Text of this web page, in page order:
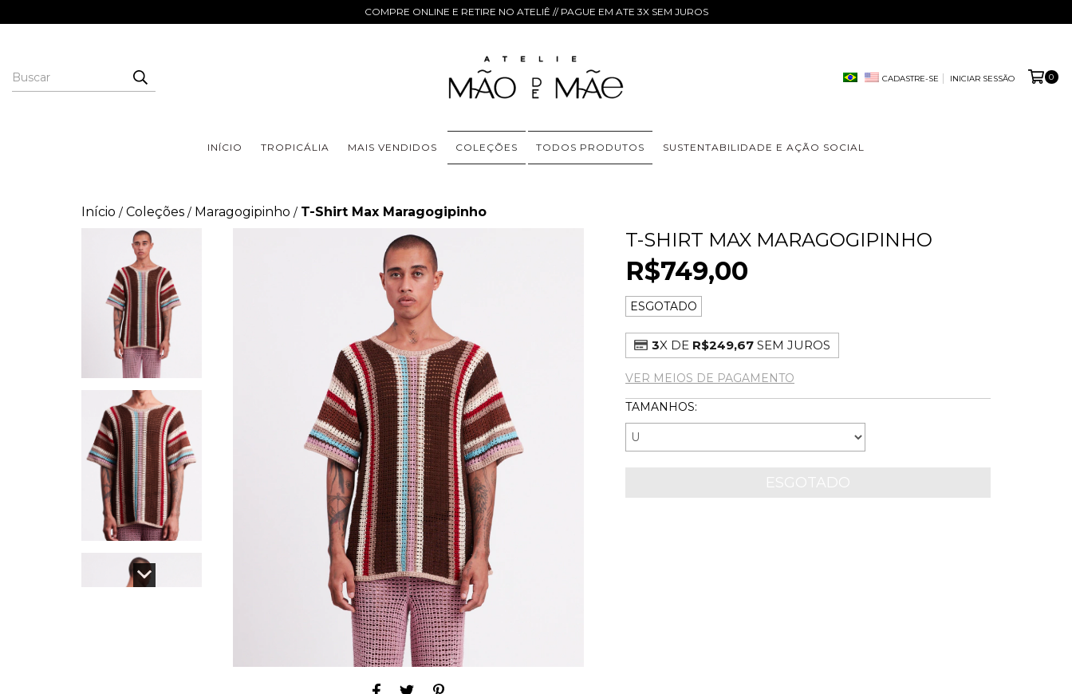
COMPRE ONLINE E RETIRE NO ATELIÊ // PAGUE EM ATE 3X SEM JUROS
CADASTRE-SE INICIAR SESSÃO 0
INÍCIO TROPICÁLIA MAIS VENDIDOS COLEÇÕES TODOS PRODUTOS SUSTENTABILIDADE E AÇÃO SOCIAL
Início / Coleções / Maragogipinho / T-Shirt Max Maragogipinho
T-SHIRT MAX MARAGOGIPINHO
R$749,00
ESGOTADO
3X DE R$249,67SEM JUROS
VER MEIOS DE PAGAMENTO
TAMANHOS: